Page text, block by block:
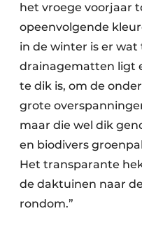
het vroege voorjaar
opeenvolgende
in de winter is er wat
drainagematten ligt
te dik is, om de
grote
maar die wel dik
en biodivers
Het transparante
de daktuinen naar
rondom.”